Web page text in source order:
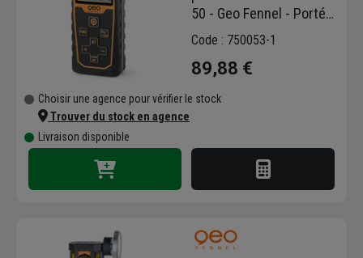
50 - Geo Fennel - Portée
50 mètres
Code : 750053-1
89,88 €
Choisir une agence pour vérifier le stock
Trouver du stock en agence
Livraison disponible